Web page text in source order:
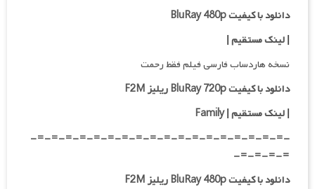
دانلود با کیفیت BluRay 480p
| لینک مستقیم |
نسخه هاردساب فارسی فیلم فقط رحمت
دانلود با کیفیت BluRay 720p ریلیز F2M
| لینک مستقیم| Family
-=-=-=-=-=-=-=-=-=-=-=-=-=-=-=-=-=-=-
=-=-=-=-
دانلود با کیفیت BluRay 480p ریلیز F2M